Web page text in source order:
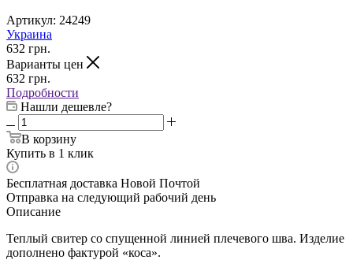
Артикул: 24249
Украина
632 грн.
Варианты цен
632 грн.
Подробности
Нашли дешевле?
В корзину
Купить в 1 клик
Бесплатная доставка Новой Почтой
Отправка на следующий рабочий день
Описание
Теплый свитер со спущенной линией плечевого шва. Изделие
дополнено фактурой «коса».